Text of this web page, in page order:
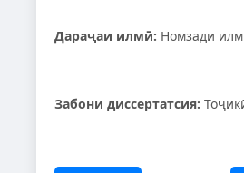
Дараҷаи илмӣ: Номзади илм
Забони диссертатсия: